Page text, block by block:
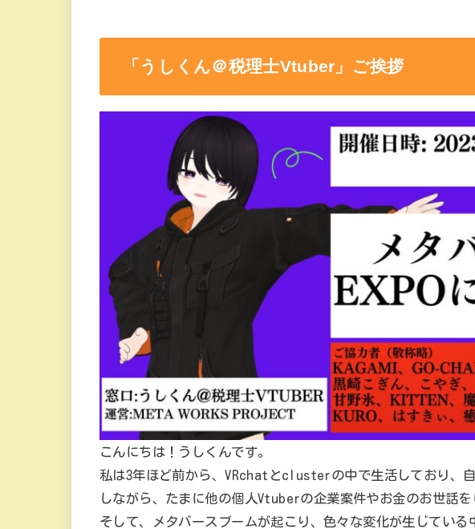
「うしくん＠税理士Vtuber」ご挨拶
こんにちは！うしくんです。
私は3年ほど前から、VRchatとclusterの中で生活しており、
しながら、たまに他の個人Vtuberの企業案件やお金のお世話を
そして、メタバースブームが起こり、色々な変化が生じてい